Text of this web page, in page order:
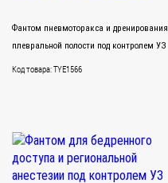
Фантом пневмоторакса и дренирования
плевральной полости под контролем УЗ
Код товара: TYE1566